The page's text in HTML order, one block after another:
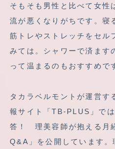
そもそも男性と比べて女性
流が悪くなりがちです。寝
筋トレやストレッチをセル
みては。シャワーで済ます
って温まるのもおすすめで
タカラベルモントが運営す
報サイト「TB-PLUS」で
答！ 理美容師が抱える月
Q&A 」を公開しています